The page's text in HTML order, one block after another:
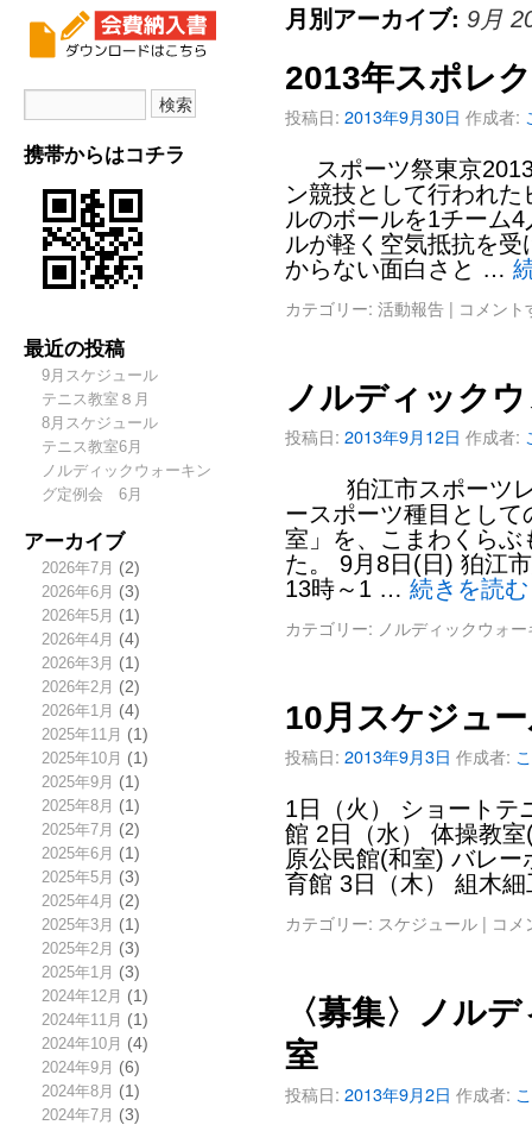
携帯からはコチラ
最近の投稿
9月スケジュール
テニス教室８月
8月スケジュール
テニス教室6月
ノルディックウォーキン
グ定例会 6月
アーカイブ
2026年7月 (2)
2026年6月 (3)
2026年5月 (1)
2026年4月 (4)
2026年3月 (1)
2026年2月 (2)
2026年1月 (4)
2025年11月 (1)
2025年10月 (1)
2025年9月 (1)
2025年8月 (1)
2025年7月 (2)
2025年6月 (1)
2025年5月 (3)
2025年4月 (2)
2025年3月 (1)
2025年2月 (3)
2025年1月 (3)
2024年12月 (1)
2024年11月 (1)
2024年10月 (4)
2024年9月 (6)
2024年8月 (1)
2024年7月 (3)
月別アーカイブ: 9月
2013年スポレ
投稿日: 2013年9月30日 作成者:
スポーツ祭東京
ン競技として行われ
ルのボールを1チーム
ルが軽く空気抵抗を
からない面白さと …
カテゴリー: 活動報告 | コメント
ノルディック
投稿日: 2013年9月12日 作成者:
狛江市スポーツレ
ースポーツ種目とし
室」を、こまわくら
た。 9月8日(日) 狛江
13時～1 … 続きを読
カテゴリー: ノルディックウォ
10月スケジュ
投稿日: 2013年9月3日 作成者:
1日（火） ショート
館 2日（水） 体操教
原公民館(和室) バレ
育館 3日（木） 組木
カテゴリー: スケジュール | コメ
〈募集〉ノル
室
投稿日: 2013年9月2日 作成者: